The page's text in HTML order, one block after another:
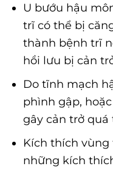
U bướu hậu
trĩ có thể bị
thành bệnh trĩ
hồi lưu bị cản
Do tĩnh mạch
phình gập,
gây cản trở quá
Kích thích vùng
những kích